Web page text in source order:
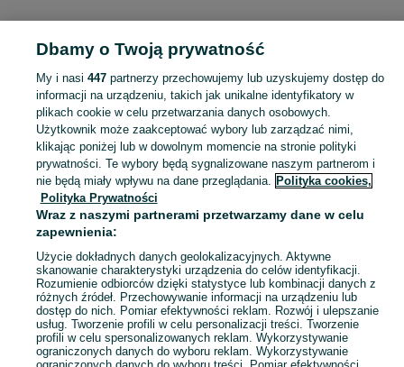
Zobacz
Mapa kategorii
Mapa miejscowości
Mapa ministron
Popularne wyszukiwania
Dbamy o Twoją prywatność
My i nasi 447partnerzy przechowujemy lub uzyskujemy dostęp do
informacji na urządzeniu, takich jak unikalne identyfikatory w
plikach cookie w celu przetwarzania danych osobowych.
Użytkownik może zaakceptować wybory lub zarządzać nimi,
klikając poniżej lub w dowolnym momencie na stronie polityki
prywatności. Te wybory będą sygnalizowane naszym partnerom i
nie będą miały wpływu na dane przeglądania. Polityka cookies,
Polityka Prywatności
Wraz z naszymi partnerami przetwarzamy dane w celu
zapewnienia:
Użycie dokładnych danych geolokalizacyjnych. Aktywne
skanowanie charakterystyki urządzenia do celów identyfikacji.
Rozumienie odbiorców dzięki statystyce lub kombinacji danych z
różnych źródeł. Przechowywanie informacji na urządzeniu lub
dostęp do nich. Pomiar efektywności reklam. Rozwój i ulepszanie
usług. Tworzenie profili w celu personalizacji treści. Tworzenie
profili w celu spersonalizowanych reklam. Wykorzystywanie
ograniczonych danych do wyboru reklam. Wykorzystywanie